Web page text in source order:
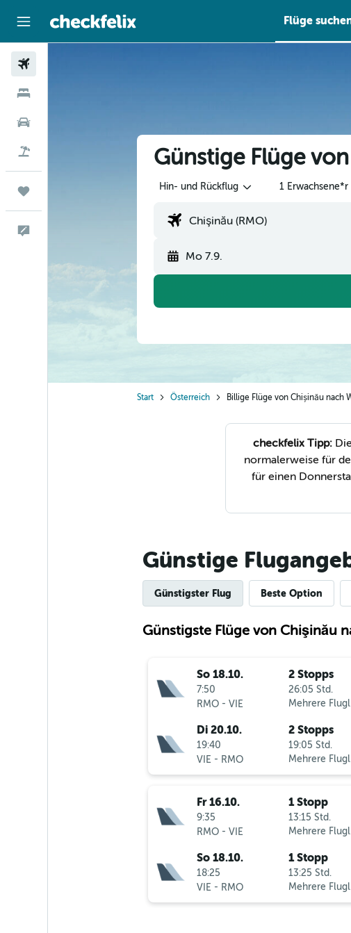
Flüge
Günstige Flüge
Hin- und Rückflug 1 Erwachsene*r
Mo 7.9.
Start Österreich Billige Flüge von Chișinău nach
checkfelix Tipp:
normalerweise für
für einen
Günstige
Günstigster Flug Beste Option
Günstigste Flüge von Chişinău
So 18.10.
7:50
RMO- VIE
2 Stopps
26:05 Std.
Mehrere
Di 20.10.
19:40
VIE - RMO
2 Stopps
19:05 Std.
Mehrere
Fr 16.10.
9:35
RMO- VIE
1 Stopp
13:15 Std.
Mehrere
So 18.10.
18:25
VIE - RMO
1 Stopp
13:25 Std.
Mehrere